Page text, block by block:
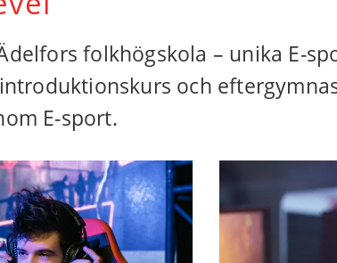
folkhögskola – unika E-
och
E-sport.